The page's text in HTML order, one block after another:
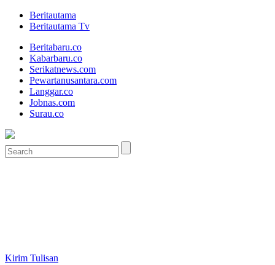
Beritautama
Beritautama Tv
Beritabaru.co
Kabarbaru.co
Serikatnews.com
Pewartanusantara.com
Langgar.co
Jobnas.com
Surau.co
Kirim Tulisan